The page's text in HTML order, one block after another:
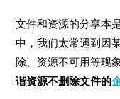
文件和资源的分享本
中，我们太常遇到因
除、资源不可用等现
谐资源不删除文件的